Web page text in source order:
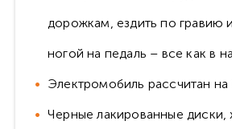
дорожкам, ездить по гравию
ногой на педаль – все как в
Электромобиль рассчитан
Черные лакированные диски,